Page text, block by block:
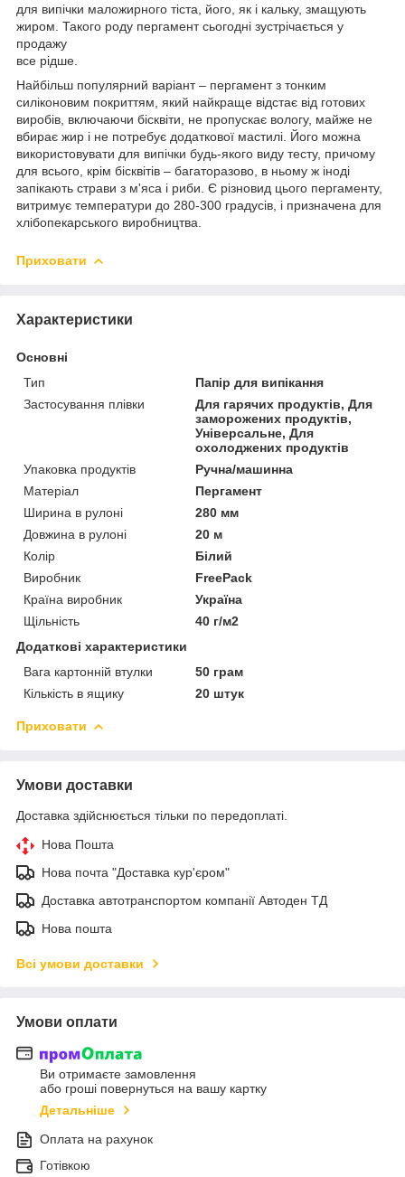
для випічки маложирного тіста, його, як і кальку, змащують
жиром. Такого роду пергамент сьогодні зустрічається у
продажу
все рідше.
Найбільш популярний варіант – пергамент з тонким
силіконовим покриттям, який найкраще відстає від готових
виробів, включаючи бісквіти, не пропускає вологу, майже не
вбирає жир і не потребує додаткової мастилі. Його можна
використовувати для випічки будь-якого виду тесту, причому
для всього, крім бісквітів – багаторазово, в ньому ж іноді
запікають страви з м'яса і риби. Є різновид цього пергаменту,
витримує температури до 280-300 градусів, і призначена для
хлібопекарського виробництва.
Приховати
Характеристики
Основні
Тип
Папір для випікання
Застосування плівки
Для гарячих продуктів, Для
заморожених продуктів,
Універсальне, Для
охолоджених продуктів
Упаковка продуктів
Ручна/машинна
Матеріал
Пергамент
Ширина в рулоні
280 мм
Довжина в рулоні
20 м
Колір
Білий
Виробник
FreePack
Країна виробник
Україна
Щільність
40 г/м2
Додаткові характеристики
Вага картонній втулки
50 грам
Кількість в ящику
20 штук
Приховати
Умови доставки
Доставка здійснюється тільки по передоплаті.
Нова Пошта
Нова почта "Доставка кур'єром"
Доставка автотранспортом компанії Автоден ТД
Нова пошта
Всі умови доставки
Умови оплати
Ви отримаєте замовлення
або гроші повернуться на вашу картку
Детальніше
Оплата на рахунок
Готівкою